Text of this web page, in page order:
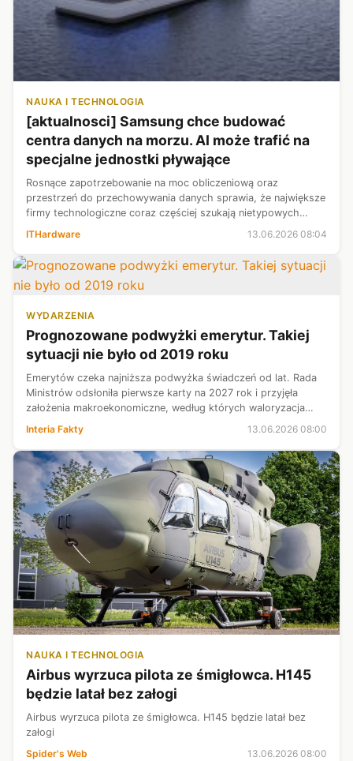
NAUKA I TECHNOLOGIA
[aktualnosci] Samsung chce budować
centra danych na morzu. AI może trafić na
specjalne jednostki pływające
Rosnące zapotrzebowanie na moc obliczeniową oraz
przestrzeń do przechowywania danych sprawia, że największe
firmy technologiczne coraz częściej szukają nietypowych
sposobów rozbudowy infrastruktury. Jednym z
ITHardware 13.06.2026 08:04
WYDARZENIA
Prognozowane podwyżki emerytur. Takiej
sytuacji nie było od 2019 roku
Emerytów czeka najniższa podwyżka świadczeń od lat. Rada
Ministrów odsłoniła pierwsze karty na 2027 rok i przyjęła
założenia makroekonomiczne, według których waloryzacja
może być niższa niż w bieżącym roku nawet o ponad 1,5
punktu procentowego. Ile d...
Interia Fakty 13.06.2026 08:00
NAUKA I TECHNOLOGIA
Airbus wyrzuca pilota ze śmigłowca. H145
będzie latał bez załogi
Airbus wyrzuca pilota ze śmigłowca. H145 będzie latał bez
załogi
Spider's Web
13.06.2026 08:00